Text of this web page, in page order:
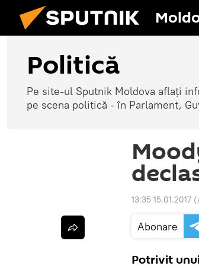
Politică
Pe site-ul Sputnik Moldova aflați
pe scena politică - în Parlament,
13:35 15.01.2017
Abonare
Potrivit